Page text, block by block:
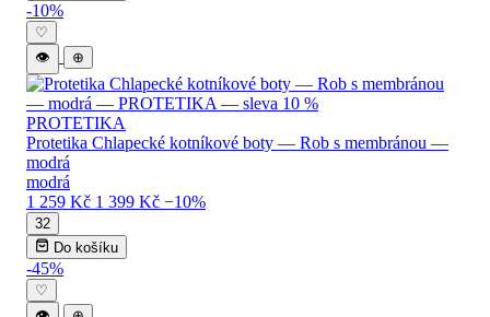
-10%
♡
👁
⊕
PROTETIKA
Protetika Chlapecké kotníkové boty — Rob s membránou —
modrá
modrá
1 259 Kč 1 399 Kč −10%
32
Do košíku
-45%
♡